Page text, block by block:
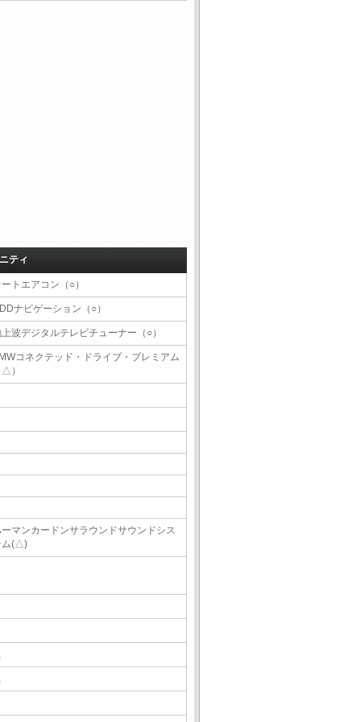
ティ
トエアコン（○）
ナビゲーション（○）
波デジタルテレビチューナー（○）
コネクテッド・ドライブ・プレミアム
）
マンカードンサラウンドサウンドシス
ム(△)